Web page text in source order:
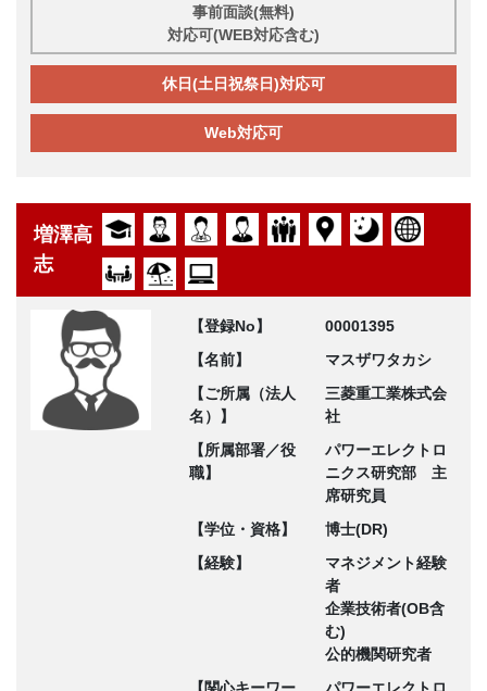
事前面談(無料)
対応可(WEB対応含む)
休日(土日祝祭日)対応可
Web対応可
増澤高
志
【登録No】
00001395
【名前】
マスザワタカシ
【ご所属（法人
名）】
三菱重工業株式会
社
【所属部署／役
職】
パワーエレクトロ
ニクス研究部 主
席研究員
【学位・資格】
博士(DR)
【経験】
マネジメント経験
者
企業技術者(OB含
む)
公的機関研究者